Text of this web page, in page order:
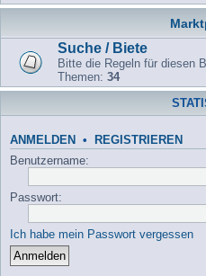
Suche / Biete
Bitte die Regeln für diesen
Themen: 34
ANMELDEN • REGISTRIEREN
Benutzername:
Passwort:
Ich habe mein Passwort vergessen